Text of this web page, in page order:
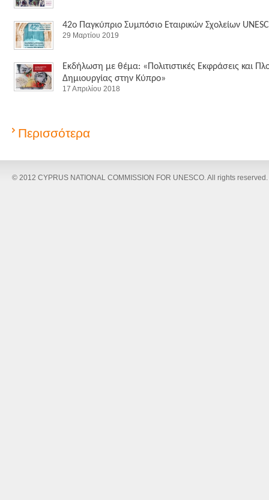
42ο Παγκύπριο Συμπόσιο Εταιρικών Σχολείων
29 Μαρτίου 2019
Εκδήλωση με θέμα: «Πολιτιστικές Εκφράσεις και
Δημιουργίας στην Κύπρο»
17 Απριλίου 2018
Περισσότερα
© 2012 CYPRUS NATIONAL COMMISSION FOR UNESCO. All rights reserved.